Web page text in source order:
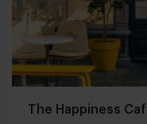
The Happiness